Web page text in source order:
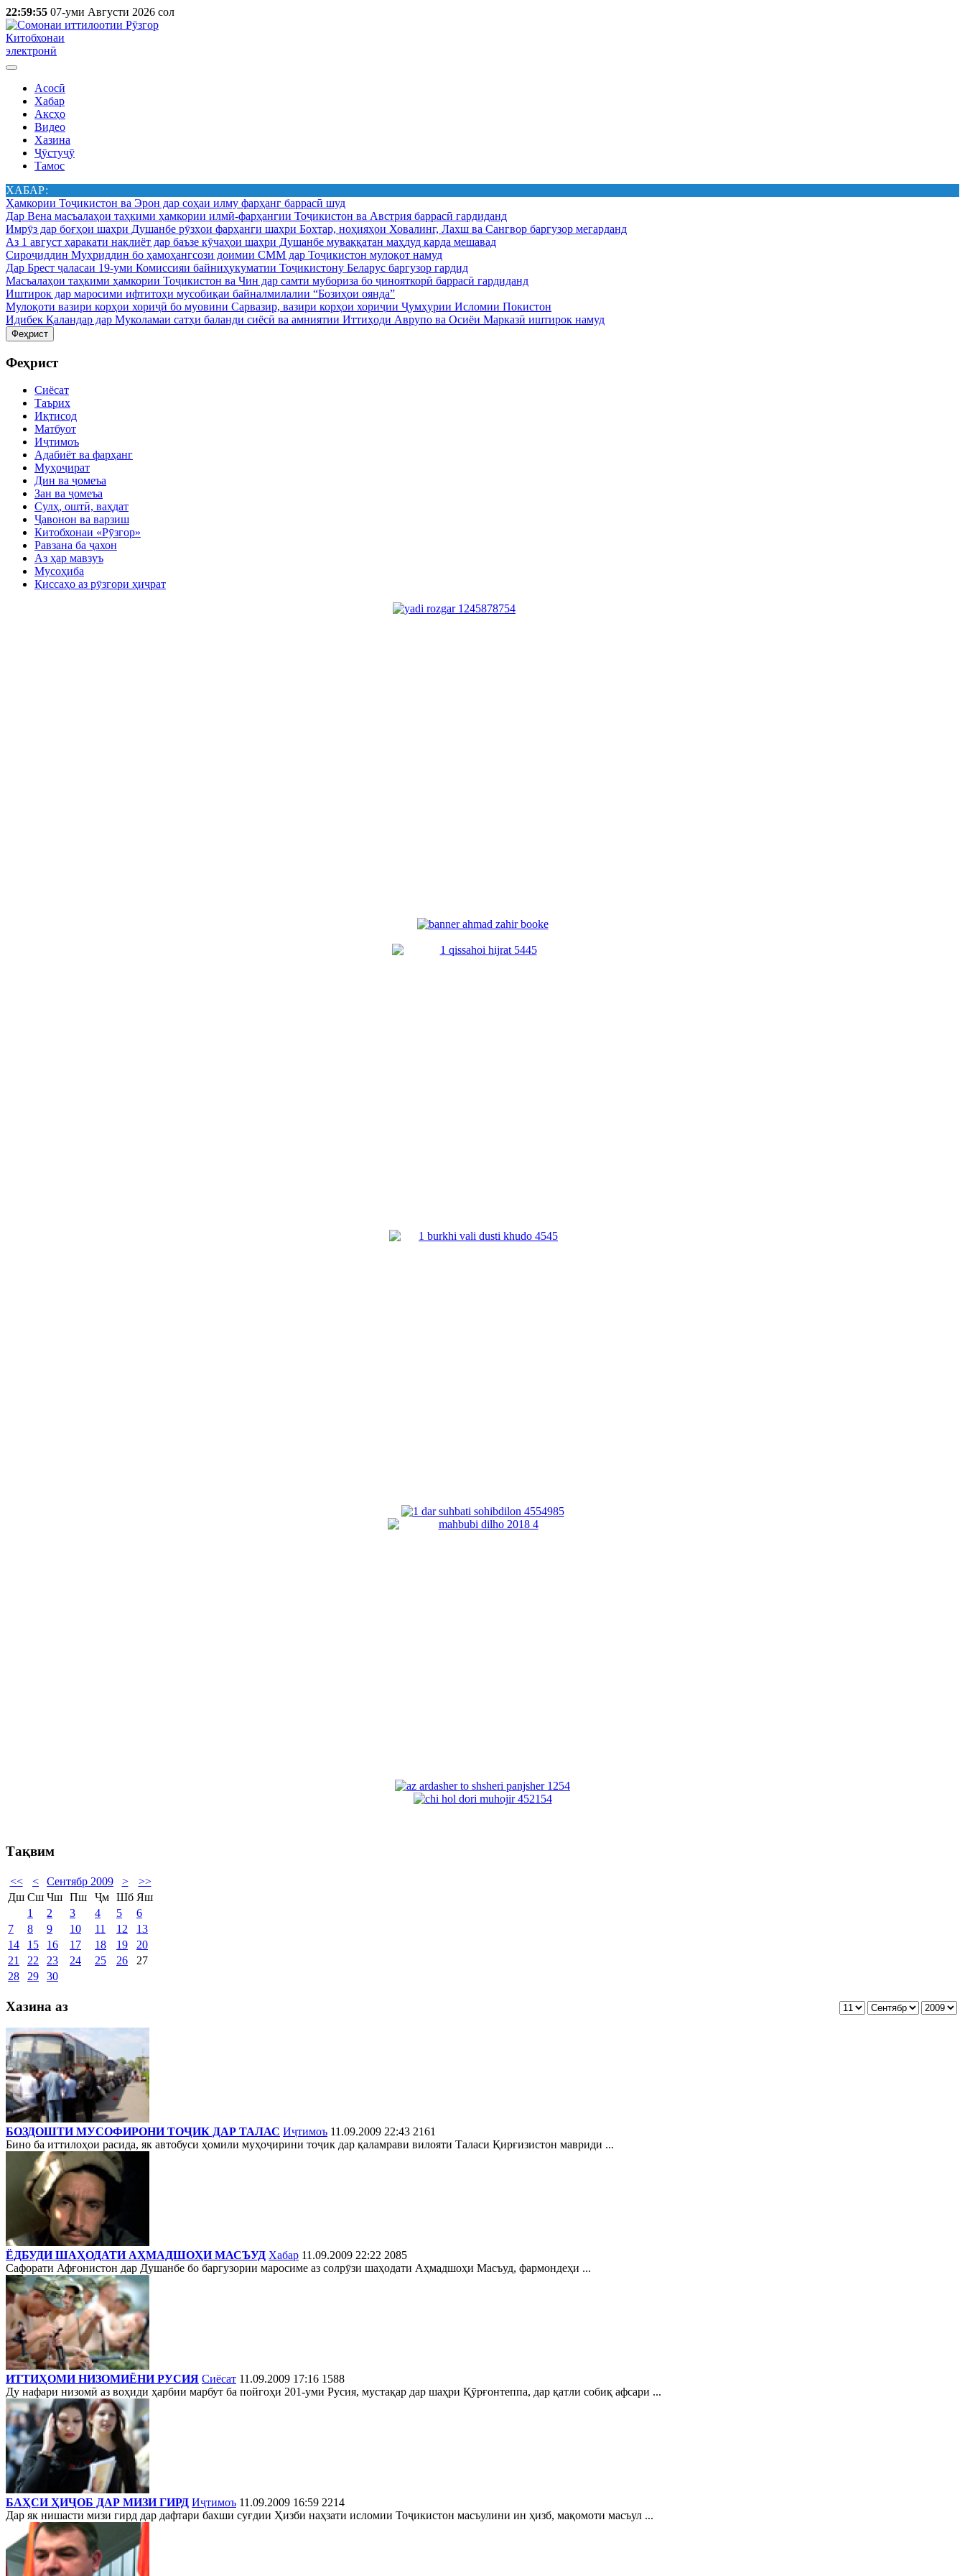
22:59:55 07-уми Августи 2026 сол
Китобхонаи
электронӣ
Асосӣ
Хабар
Аксҳо
Видео
Хазина
Ҷӯстуҷӯ
Тамос
ХАБАР:
Ҳамкории Тоҷикистон ва Эрон дар соҳаи илму фарҳанг баррасӣ шуд
Дар Вена масъалаҳои таҳкими ҳамкории илмӣ-фарҳангии Тоҷикистон ва Австрия баррасӣ гардиданд
Имрӯз дар боғҳои шаҳри Душанбе рӯзҳои фарҳанги шаҳри Бохтар, ноҳияҳои Ховалинг, Лахш ва Сангвор баргузор мегарданд
Аз 1 август ҳаракати нақлиёт дар баъзе кӯчаҳои шаҳри Душанбе муваққатан маҳдуд карда мешавад
Сироҷиддин Муҳриддин бо ҳамоҳангсози доимии СММ дар Тоҷикистон мулоқот намуд
Дар Брест ҷаласаи 19-уми Комиссияи байниҳукуматии Тоҷикистону Беларус баргузор гардид
Масъалаҳои таҳкими ҳамкории Тоҷикистон ва Чин дар самти мубориза бо ҷинояткорӣ баррасӣ гардиданд
Иштирок дар маросими ифтитоҳи мусобиқаи байналмилалии “Бозиҳои оянда”
Мулоқоти вазири корҳои хориҷӣ бо муовини Сарвазир, вазири корҳои хориҷии Ҷумҳурии Исломии Покистон
Идибек Қаландар дар Муколамаи сатҳи баланди сиёсӣ ва амниятии Иттиҳоди Аврупо ва Осиёи Марказӣ иштирок намуд
Феҳрист
Феҳрист
Сиёсат
Таърих
Иқтисод
Матбуот
Иҷтимоъ
Адабиёт ва фарҳанг
Муҳоҷират
Дин ва ҷомеъа
Зан ва ҷомеъа
Сулҳ, оштӣ, ваҳдат
Ҷавонон ва варзиш
Китобхонаи «Рӯзгор»
Равзана ба ҷахон
Аз ҳар мавзуъ
Мусоҳиба
Қиссаҳо аз рӯзгори ҳиҷрат
Тақвим
<< < Сентябр 2009 >
>>
Дш Сш Чш Пш Ҷм Шб Яш
1
2 3 4 5
6
7
8 9 10 11 12
13
14
15 16 17 18 19
20
21
22 23 24 25 26
27
28
29 30
Хазина аз
БОЗДОШТИ МУСОФИРОНИ ТОҶИК ДАР ТАЛАС Иҷтимоъ 11.09.2009 22:43 2161
Бино ба иттилоҳои расида, як автобуси ҳомили муҳоҷирини тоҷик дар қаламрави вилояти Таласи Қирғизистон мавриди ...
ЁДБУДИ ШАҲОДАТИ АҲМАДШОҲИ МАСЪУД Хабар 11.09.2009 22:22 2085
Сафорати Афғонистон дар Душанбе бо баргузории маросиме аз солрӯзи шаҳодати Аҳмадшоҳи Масъуд, фармондеҳи ...
ИТТИҲОМИ НИЗОМИЁНИ РУСИЯ Сиёсат 11.09.2009 17:16 1588
Ду нафари низомӣ аз воҳиди ҳарбии марбут ба пойгоҳи 201-уми Русия, мустақар дар шаҳри Қӯрғонтеппа, дар қатли собиқ афсари ...
БАҲСИ ҲИҶОБ ДАР МИЗИ ГИРД Иҷтимоъ 11.09.2009 16:59 2214
Дар як нишасти мизи гирд дар дафтари бахши суғдии Ҳизби наҳзати исломии Тоҷикистон масъулини ин ҳизб, мақомоти масъул ...